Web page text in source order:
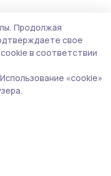
Продолжая
свое
в соответствии
Использование «cookie»